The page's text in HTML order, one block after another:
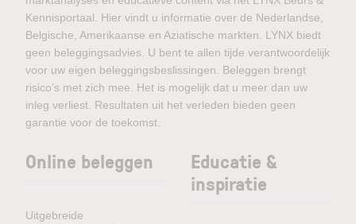
Kennisportaal. Hier vindt u informatie over de Nederlandse,
Belgische, Amerikaanse en Aziatische markten. LYNX biedt
geen beleggingsadvies. U bent te allen tijde verantwoordelijk
voor uw eigen beleggingsbeslissingen. Beleggen brengt
risico’s met zich mee. Het is mogelijk dat u meer dan uw
inleg verliest. Resultaten uit het verleden bieden geen
garantie voor de toekomst.
Online beleggen
Uitgebreide
Educatie &
inspiratie